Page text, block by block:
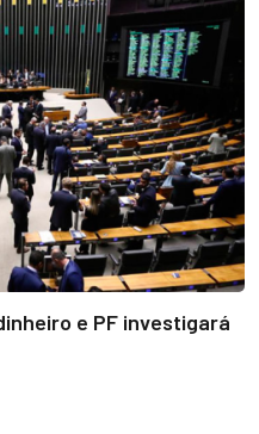
e PF investigará